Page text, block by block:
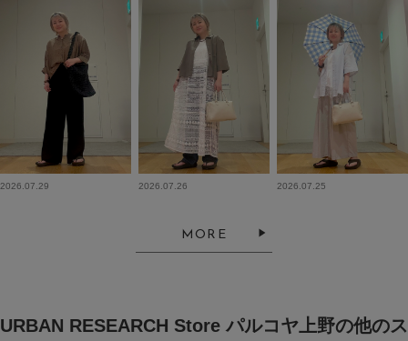
2026.07.29 2026.07.26 2026.07.25
MORE
URBAN RESEARCH Store パルコヤ上野の他のス